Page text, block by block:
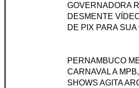
GOVERNADORA
DESMENTE
DE PIX PARA
PERNAMBUCO
CARNAVAL A
SHOWS AGITA